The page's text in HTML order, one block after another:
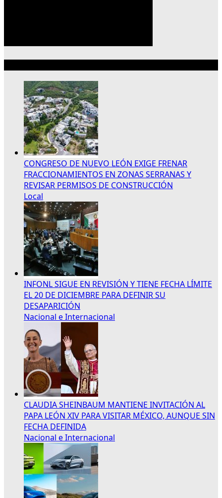
CONGRESO DE NUEVO LEÓN EXIGE FRENAR
FRACCIONAMIENTOS EN ZONAS SERRANAS Y
REVISAR PERMISOS DE CONSTRUCCIÓN
Local
INFONL SIGUE EN REVISIÓN Y TIENE FECHA LÍMITE
EL 20 DE DICIEMBRE PARA DEFINIR SU
DESAPARICIÓN
Nacional e Internacional
CLAUDIA SHEINBAUM MANTIENE INVITACIÓN AL
PAPA LEÓN XIV PARA VISITAR MÉXICO, AUNQUE SIN
FECHA DEFINIDA
Nacional e Internacional